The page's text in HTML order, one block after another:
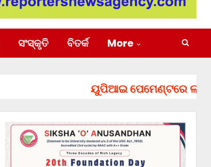
ସଂସ୍କୃତି ବିତର୍କ More
ୟୁପିଆଇ ପେମେଣ୍ଟରେ